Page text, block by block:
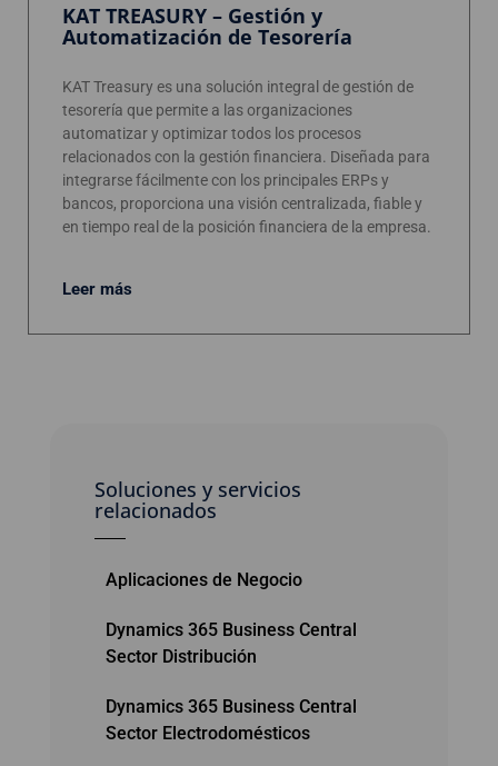
KAT TREASURY – Gestión y
Automatización de Tesorería
KAT Treasury es una solución integral de gestión de
tesorería que permite a las organizaciones
automatizar y optimizar todos los procesos
relacionados con la gestión financiera. Diseñada para
integrarse fácilmente con los principales ERPs y
bancos, proporciona una visión centralizada, fiable y
en tiempo real de la posición financiera de la empresa.
Leer más
Soluciones y servicios
relacionados
Aplicaciones de Negocio
Dynamics 365 Business Central
Sector Distribución
Dynamics 365 Business Central
Sector Electrodomésticos